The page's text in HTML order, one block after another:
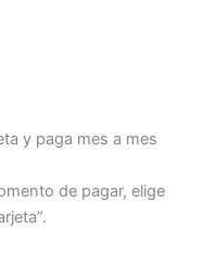
y paga mes a mes
de pagar, elige